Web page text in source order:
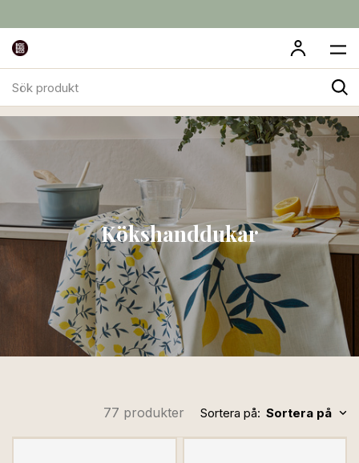
produktTill Köket
Kökshanddukar
77 produkter Sortera på: Sortera på